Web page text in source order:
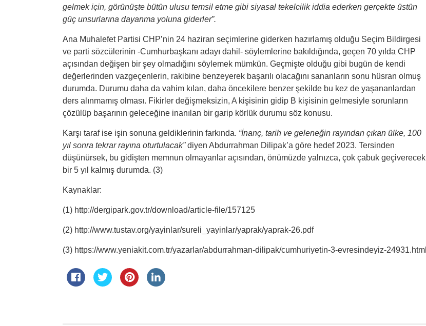
gelmek için, görünüşte bütün ulusu temsil etme gibi siyasal tekelcilik iddia ederken gerçekte üstün
güç unsurlarına dayanma yoluna giderler”.
Ana Muhalefet Partisi CHP’nin 24 haziran seçimlerine giderken hazırlamış olduğu Seçim Bildirgesi
ve parti sözcülerinin -Cumhurbaşkanı adayı dahil- söylemlerine bakıldığında, geçen 70 yılda CHP
açısından değişen bir şey olmadığını söylemek mümkün. Geçmişte olduğu gibi bugün de kendi
değerlerinden vazgeçenlerin, rakibine benzeyerek başarılı olacağını sananların sonu hüsran olmuş
durumda. Durumu daha da vahim kılan, daha öncekilere benzer şekilde bu kez de yaşananlardan
ders alınmamış olması. Fikirler değişmeksizin, A kişisinin gidip B kişisinin gelmesiyle sorunların
çözülüp başarının geleceğine inanılan bir garip körlük durumu söz konusu.
Karşı taraf ise işin sonuna geldiklerinin farkında. “İnanç, tarih ve geleneğin rayından çıkan ülke, 100
yıl sonra tekrar rayına oturtulacak”diyen Abdurrahman Dilipak’a göre hedef 2023. Tersinden
düşünürsek, bu gidişten memnun olmayanlar açısından, önümüzde yalnızca, çok çabuk geçiverecek
bir 5 yıl kalmış durumda. (3)
Kaynaklar:
(1) http://dergipark.gov.tr/download/article-file/157125
(2) http://www.tustav.org/yayinlar/sureli_yayinlar/yaprak/yaprak-26.pdf
(3) https://www.yeniakit.com.tr/yazarlar/abdurrahman-dilipak/cumhuriyetin-3-evresindeyiz-24931.html